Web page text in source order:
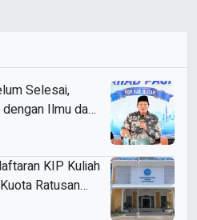
Selesai,
Ilmu dan
KIP Kuliah
Ratusan